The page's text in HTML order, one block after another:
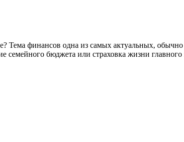
Тема финансов одна из самых актуальных,
бюджета или страховка жизни главного